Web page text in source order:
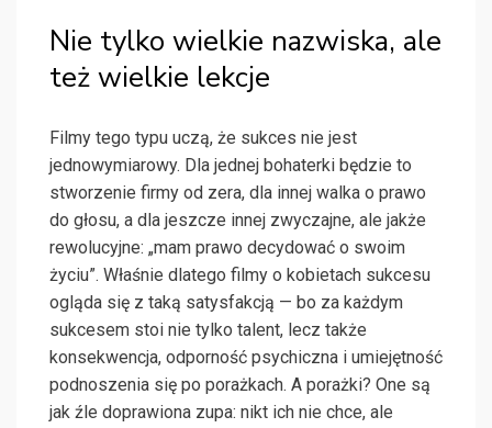
Nie tylko wielkie nazwiska, ale
też wielkie lekcje
Filmy tego typu uczą, że sukces nie jest
jednowymiarowy. Dla jednej bohaterki będzie to
stworzenie firmy od zera, dla innej walka o prawo
do głosu, a dla jeszcze innej zwyczajne, ale jakże
rewolucyjne: „mam prawo decydować o swoim
życiu”. Właśnie dlatego filmy o kobietach sukcesu
ogląda się z taką satysfakcją — bo za każdym
sukcesem stoi nie tylko talent, lecz także
konsekwencja, odporność psychiczna i umiejętność
podnoszenia się po porażkach. A porażki? One są
jak źle doprawiona zupa: nikt ich nie chce, ale